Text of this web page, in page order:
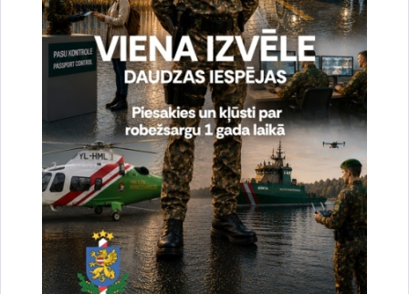
Drukāt lapu
Dalīties